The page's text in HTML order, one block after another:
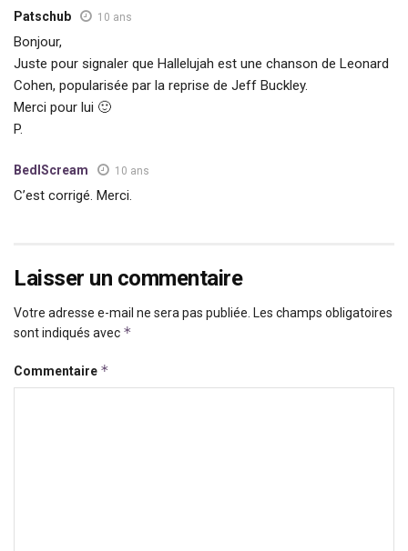
Patschub 10 ans
Bonjour,
Juste pour signaler que Hallelujah est une chanson de Leonard
Cohen, popularisée par la reprise de Jeff Buckley.
Merci pour lui 🙂
P.
BedIScream 10 ans
C’est corrigé. Merci.
Laisser un commentaire
Votre adresse e-mail ne sera pas publiée. Les champs obligatoires
sont indiqués avec *
Commentaire *